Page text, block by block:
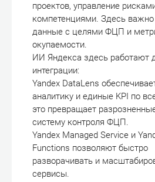
проектов, управление
компетенциями. Здесь важно
данные с целями ФЦП и
окупаемости.
ИИ Яндекса здесь работают
интеграции:
Yandex DataLens
аналитику и единые KPI по
это превращает
систему контроля ФЦП.
Yandex Managed Service и
Functions позволяют быстро
разворачивать и
сервисы.